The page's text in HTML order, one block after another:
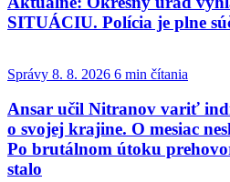
SITUÁCIU. Polícia je plne
Správy 8. 8. 2026 6 min čítania
Ansar učil Nitranov variť
o svojej krajine. O mesiac
Po brutálnom útoku
stalo